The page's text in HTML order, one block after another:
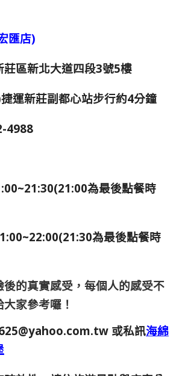
匯店)
莊區新北大道四段3號5樓
捷運新莊副都心站步行約4分鐘
4988
為最後點餐時
為最後點餐時
後的真實感受，每個人的感受不
家參考囉！
或私訊海綿